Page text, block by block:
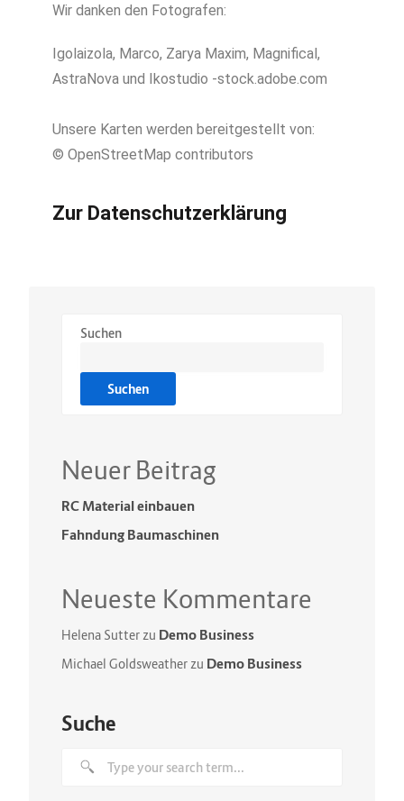
Wir danken den Fotografen:
Igolaizola, Marco, Zarya Maxim, Magnifical,
AstraNova und Ikostudio -stock.adobe.com
Unsere Karten werden bereitgestellt von:
© OpenStreetMap contributors
Zur Datenschutzerklärung
Suchen
Suchen
Neuer Beitrag
RC Material einbauen
Fahndung Baumaschinen
Neueste Kommentare
Helena Sutter zu Demo Business
Michael Goldsweather zu Demo Business
Suche